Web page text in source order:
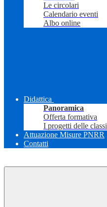
Le circolari
Calendario eventi
Albo online
Didattica
Panoramica
Offerta formativa
I progetti delle classi
Attuazione Misure PNRR
Contatti